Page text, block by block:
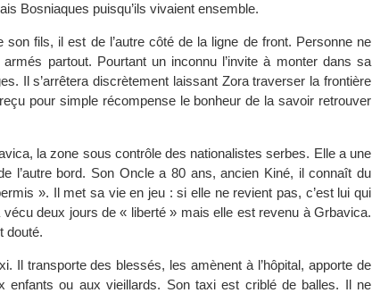
Bosniaques puisqu’ils vivaient ensemble.
fils, il est de l’autre côté de la ligne de front. Personne ne
partout. Pourtant un inconnu l’invite à monter dans sa
Il s’arrêtera discrètement laissant Zora traverser la frontière
pour simple récompense le bonheur de la savoir retrouver
la zone sous contrôle des nationalistes serbes. Elle a une
l’autre bord. Son Oncle a 80 ans, ancien Kiné, il connaît du
». Il met sa vie en jeu : si elle ne revient pas, c’est lui qui
vécu deux jours de « liberté » mais elle est revenu à Grbavica.
douté.
Il transporte des blessés, les amènent à l’hôpital, apporte de
enfants ou aux vieillards. Son taxi est criblé de balles. Il ne